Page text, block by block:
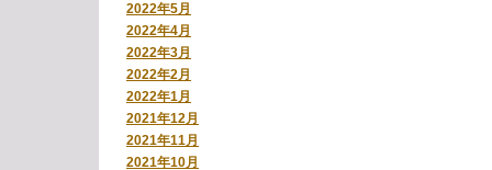
2022年5月
2022年4月
2022年3月
2022年2月
2022年1月
2021年12月
2021年11月
2021年10月